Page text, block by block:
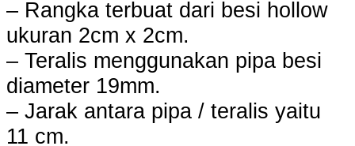
– Rangka terbuat dari besi hollow
ukuran 2cm x 2cm.
– Teralis menggunakan pipa besi
diameter 19mm.
– Jarak antara pipa / teralis yaitu
11 cm.